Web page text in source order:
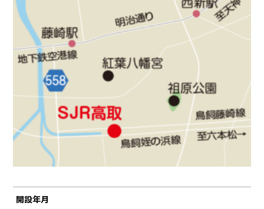
開設年月